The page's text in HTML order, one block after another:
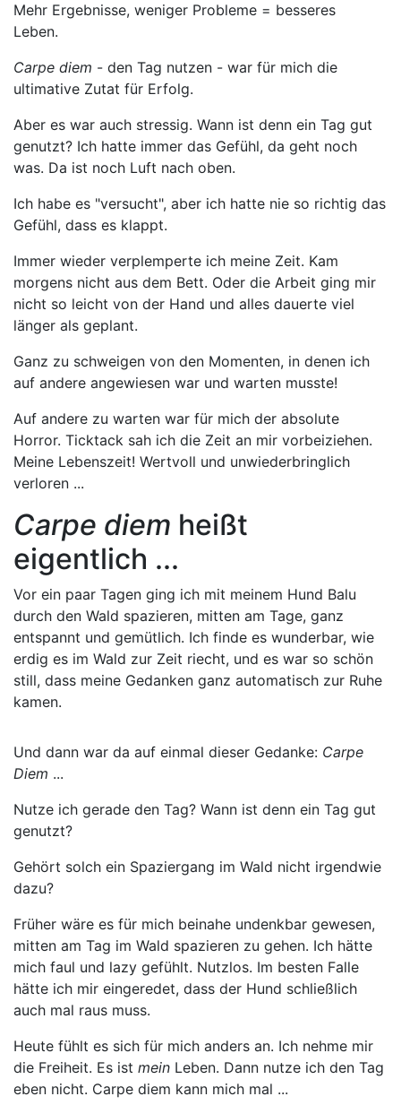
Mehr Ergebnisse, weniger Probleme = besseres
Leben.
Carpe diem - den Tag nutzen - war für mich die
ultimative Zutat für Erfolg.
Aber es war auch stressig. Wann ist denn ein Tag gut
genutzt? Ich hatte immer das Gefühl, da geht noch
was. Da ist noch Luft nach oben.
Ich habe es "versucht", aber ich hatte nie so richtig das
Gefühl, dass es klappt.
Immer wieder verplemperte ich meine Zeit. Kam
morgens nicht aus dem Bett. Oder die Arbeit ging mir
nicht so leicht von der Hand und alles dauerte viel
länger als geplant.
Ganz zu schweigen von den Momenten, in denen ich
auf andere angewiesen war und warten musste!
Auf andere zu warten war für mich der absolute
Horror. Ticktack sah ich die Zeit an mir vorbeiziehen.
Meine Lebenszeit! Wertvoll und unwiederbringlich
verloren ...
Carpe diem heißt
eigentlich ...
Vor ein paar Tagen ging ich mit meinem Hund Balu
durch den Wald spazieren, mitten am Tage, ganz
entspannt und gemütlich. Ich finde es wunderbar, wie
erdig es im Wald zur Zeit riecht, und es war so schön
still, dass meine Gedanken ganz automatisch zur Ruhe
kamen.
Und dann war da auf einmal dieser Gedanke: Carpe
Diem ...
Nutze ich gerade den Tag? Wann ist denn ein Tag gut
genutzt?
Gehört solch ein Spaziergang im Wald nicht irgendwie
dazu?
Früher wäre es für mich beinahe undenkbar gewesen,
mitten am Tag im Wald spazieren zu gehen. Ich hätte
mich faul und lazy gefühlt. Nutzlos. Im besten Falle
hätte ich mir eingeredet, dass der Hund schließlich
auch mal raus muss.
Heute fühlt es sich für mich anders an. Ich nehme mir
die Freiheit. Es ist mein Leben. Dann nutze ich den Tag
eben nicht. Carpe diem kann mich mal ...